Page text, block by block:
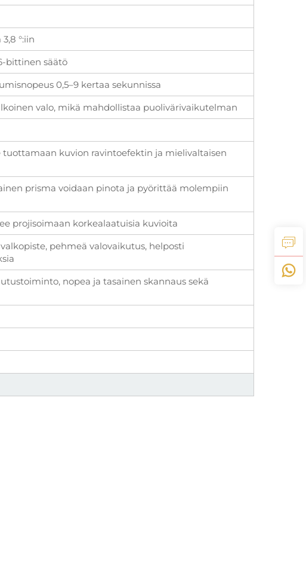
°:iin
bittinen säätö
0,5–9 kertaa sekunnissa
valo, mikä mahdollistaa puolivärivaikutelman
tuottamaan kuvion ravintoefektin ja mielivaltaisen
prisma voidaan pinota ja pyörittää molempiin
projisoimaan korkealaatuisia kuvioita
pehmeä valovaikutus, helposti
nopea ja tasainen skannaus sekä